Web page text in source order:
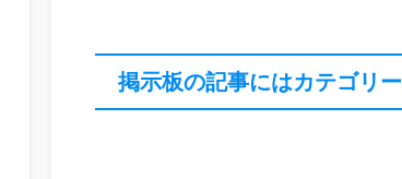
掲示板の記事にはカテゴリ